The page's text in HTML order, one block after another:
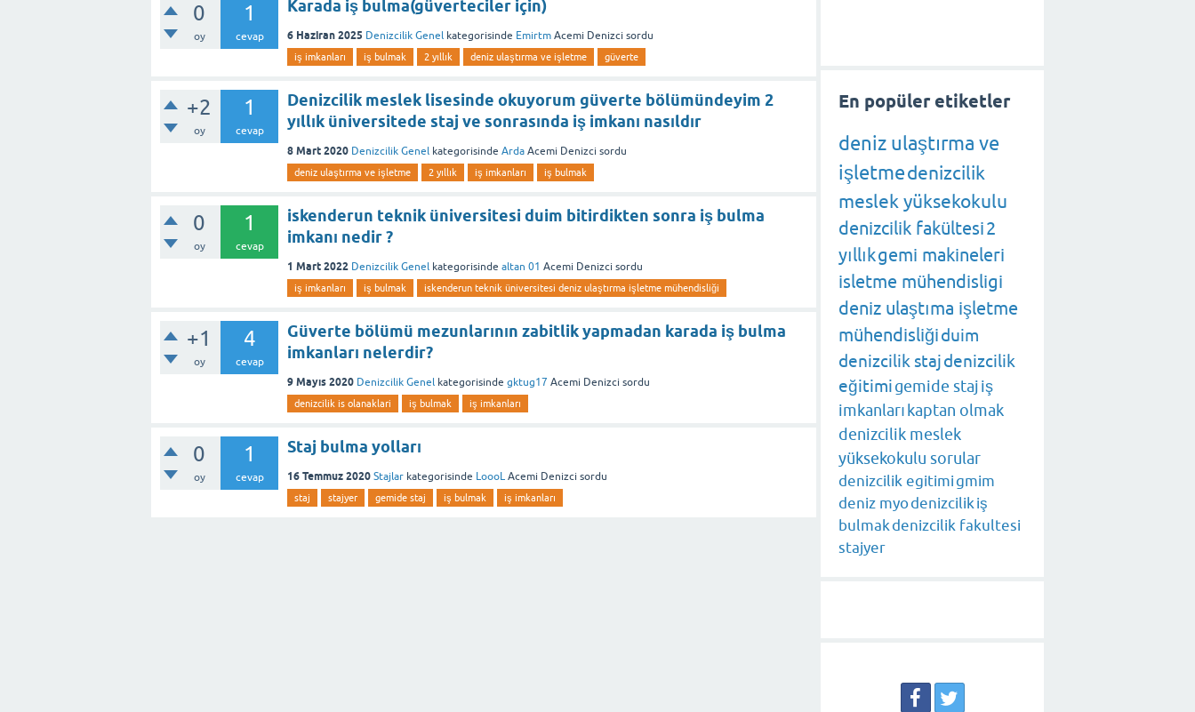
0
oy
1
cevap
Karada iş bulma(güverteciler için)
6 Haziran 2025 Denizcilik Genel kategorisinde Emirtm Acemi Denizci sordu
iş imkanları iş bulmak 2 yıllık deniz ulaştırma ve işletme güverte
+2
oy
1
cevap
Denizcilik meslek lisesinde okuyorum güverte bölümündeyim 2
yıllık üniversitede staj ve sonrasında iş imkanı nasıldır
8 Mart 2020 Denizcilik Genel kategorisinde Arda Acemi Denizci sordu
deniz ulaştırma ve işletme 2 yıllık iş imkanları iş bulmak
0
oy
1
cevap
iskenderun teknik üniversitesi duim bitirdikten sonra iş bulma
imkanı nedir ?
1 Mart 2022 Denizcilik Genel kategorisinde altan 01 Acemi Denizci sordu
iş imkanları iş bulmak iskenderun teknik üniversitesi deniz ulaştırma işletme mühendisliği
+1
oy
4
cevap
Güverte bölümü mezunlarının zabitlik yapmadan karada iş bulma
imkanları nelerdir?
9 Mayıs 2020 Denizcilik Genel kategorisinde gktug17 Acemi Denizci sordu
denizcilik is olanaklari iş bulmak iş imkanları
0
oy
1
cevap
Staj bulma yolları
16 Temmuz 2020 Stajlar kategorisinde LoooL Acemi Denizci sordu
staj stajyer gemide staj iş bulmak iş imkanları
En popüler etiketler
deniz ulaştırma ve
işletmedenizcilik
meslek yüksekokulu
denizcilik fakültesi2
yıllıkgemi makineleri
isletme mühendisligi
deniz ulaştıma işletme
mühendisliğiduim
denizcilik stajdenizcilik
eğitimigemide stajiş
imkanlarıkaptan olmak
denizcilik meslek
yüksekokulu sorular
denizcilik egitimigmim
deniz myodenizcilikiş
bulmakdenizcilik fakultesi
stajyer